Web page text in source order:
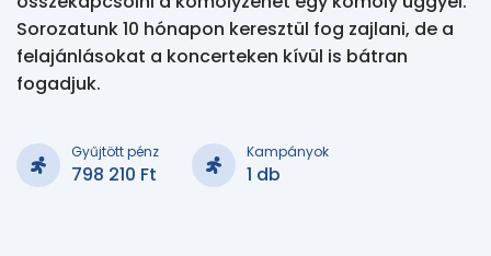
Sorozatunk 10 hónapon keresztül fog zajlani, de a
felajánlásokat a koncerteken kívül is bátran
fogadjuk.
Gyűjtött pénz
798 210 Ft
Kampányok
1 db